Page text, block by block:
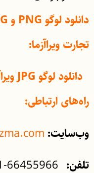
تجارت ویراآزما:
دانلود لوگو JPG ویراآزما
راه‌های ارتباطی:
وب‌سایت:
تلفن: